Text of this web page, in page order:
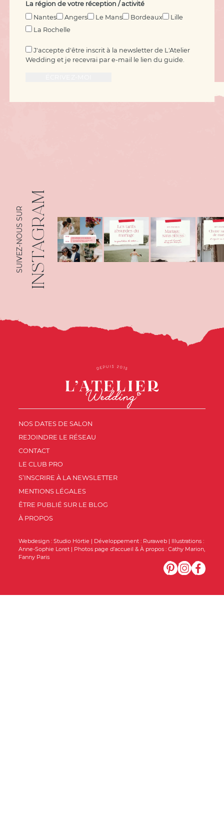
La région de votre réception / activité
Nantes
Angers Le Mans Bordeaux
Lille
La Rochelle
J'accepte d'être inscrit à la newsletter de L'Atelier
Wedding et je recevrai par e-mail le lien du guide.
INSTAGRAM
SUIVEZ-NOUS SUR
NOS DATES DE SALON
REJOINDRE LE RÉSEAU
CONTACT
LE CLUB PRO
S’INSCRIRE À LA NEWSLETTER
MENTIONS LÉGALES
ÊTRE PUBLIÉ SUR LE BLOG
À PROPOS
Webdesign :Studio Hörtie | Développement : Ruraweb | Illustrations :
Anne-Sophie Loret | Photos page d’accueil & À propos :Cathy Marion,
Fanny Paris